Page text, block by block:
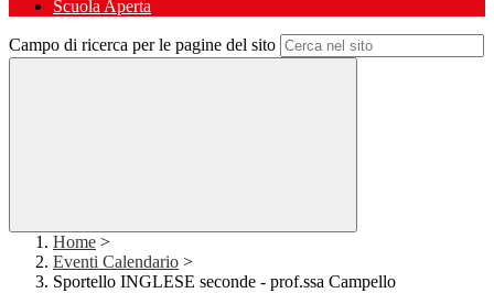
Scuola Aperta
Campo di ricerca per le pagine del sito
Home >
Eventi Calendario >
Sportello INGLESE seconde - prof.ssa Campello